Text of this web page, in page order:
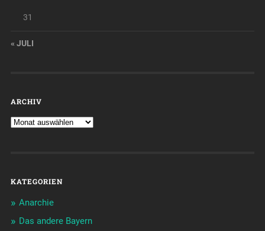
31
« JULI
ARCHIV
KATEGORIEN
Anarchie
Das andere Bayern